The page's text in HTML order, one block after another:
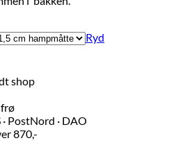
Ryd
shop
PostNord · DAO
870,-